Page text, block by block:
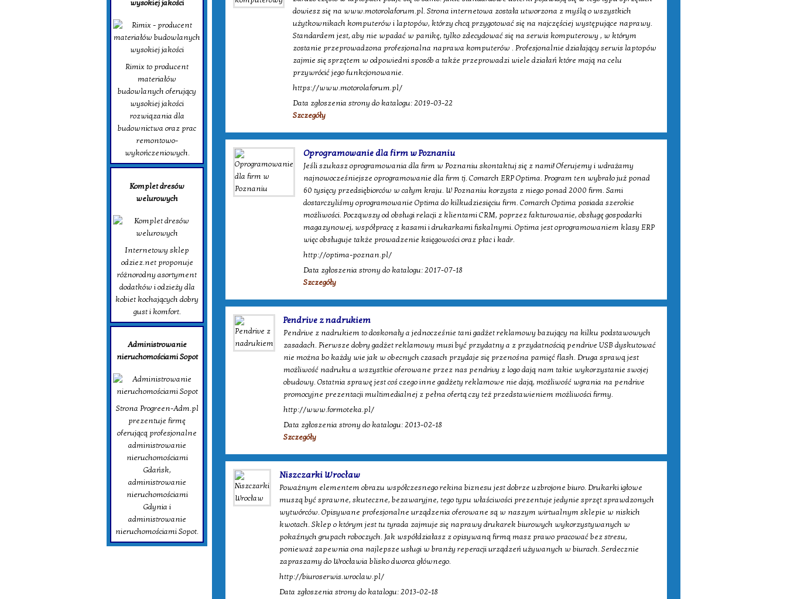
wysokiej jakości
Rimix to producent
materiałów
budowlanych oferujący
wysokiej jakości
rozwiązania dla
budownictwa oraz prac
remontowo-
wykończeniowych.
Komplet dresów
welurowych
Internetowy sklep
odziez.net proponuje
różnorodny asortyment
dodatków i odzieży dla
kobiet kochających dobry
gust i komfort.
Administrowanie
nieruchomościami Sopot
Strona Progreen-Adm.pl
prezentuje firmę
oferującą profesjonalne
administrowanie
nieruchomościami
Gdańsk,
administrowanie
nieruchomościami
Gdynia i
administrowanie
nieruchomościami Sopot.
dowiesz się na www.motorolaforum.pl. Strona internetowa została utworzona z myślą o wszystkich
użytkownikach komputerów i laptopów, którzy chcą przygotować się na najczęściej występujące naprawy.
Standardem jest, aby nie wpadać w panikę, tylko zdecydować się na serwis komputerowy , w którym
zostanie przeprowadzona profesjonalna naprawa komputerów . Profesjonalnie działający serwis laptopów
zajmie się sprzętem w odpowiedni sposób a także przeprowadzi wiele działań które mają na celu
przywrócić jego funkcjonowanie.
https://www.motorolaforum.pl/
Data zgłoszenia strony do katalogu: 2019-03-22
Szczegóły
Oprogramowanie dla firm w Poznaniu
Jeśli szukasz oprogramowania dla firm w Poznaniu skontaktuj się z nami! Oferujemy i wdrażamy
najnowocześniejsze oprogramowanie dla firm tj. Comarch ERP Optima. Program ten wybrało już ponad
60 tysięcy przedsiębiorców w całym kraju. W Poznaniu korzysta z niego ponad 2000 firm. Sami
dostarczyliśmy oprogramowanie Optima do kilkudziesięciu firm. Comarch Optima posiada szerokie
możliwości. Począwszy od obsługi relacji z klientami CRM, poprzez fakturowanie, obsługę gospodarki
magazynowej, współpracę z kasami i drukarkami fiskalnymi. Optima jest oprogramowaniem klasy ERP
więc obsługuje także prowadzenie księgowości oraz płac i kadr.
http://optima-poznan.pl/
Data zgłoszenia strony do katalogu: 2017-07-18
Szczegóły
Pendrive z nadrukiem
Pendrive z nadrukiem to doskonały a jednocześnie tani gadżet reklamowy bazujący na kilku podstawowych
zasadach. Pierwsze dobry gadżet reklamowy musi być przydatny a z przydatnością pendrive USB dyskutować
nie można bo każdy wie jak w obecnych czasach przydaje się przenośna pamięć flash. Druga sprawą jest
możliwość nadruku a wszystkie oferowane przez nas pendrivy z logo dają nam takie wykorzystanie swojej
obudowy. Ostatnia sprawę jest coś czego inne gadżety reklamowe nie dają, możliwość wgrania na pendrive
promocyjne prezentacji multimedialnej z pełna ofertą czy też przedstawieniem możliwości firmy.
http://www.formoteka.pl/
Data zgłoszenia strony do katalogu: 2013-02-18
Szczegóły
Niszczarki Wrocław
Poważnym elementem obrazu współczesnego rekina biznesu jest dobrze uzbrojone biuro. Drukarki igłowe
muszą być sprawne, skuteczne, bezawaryjne, tego typu właściwości prezentuje jedynie sprzęt sprawdzonych
wytwórców. Opisywane profesjonalne urządzenia oferowane są w naszym wirtualnym sklepie w niskich
kwotach. Sklep o którym jest tu tyrada zajmuje się naprawy drukarek biurowych wykorzystywanych w
pokaźnych grupach roboczych. Jak współdziałasz z opisywaną firmą masz prawo pracować bez stresu,
ponieważ zapewnia ona najlepsze usługi w branży reperacji urządzeń używanych w biurach. Serdecznie
zapraszamy do Wrocławia blisko dworca głównego.
http://biuroserwis.wroclaw.pl/
Data zgłoszenia strony do katalogu: 2013-02-18